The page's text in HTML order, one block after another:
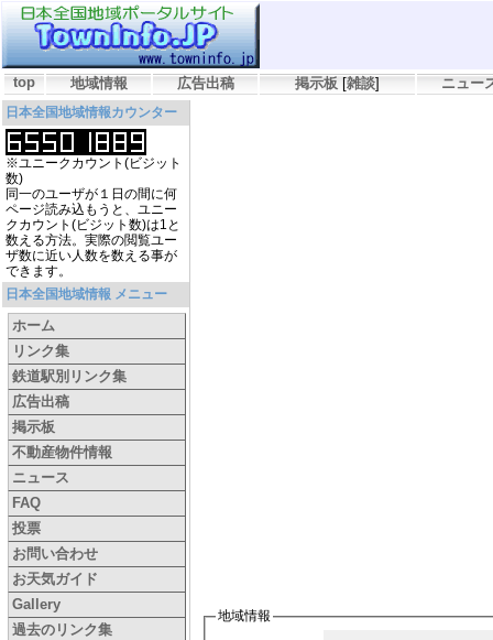
top 地域情報 広告出稿 掲示板 [雑談] ニュー
日本全国地域情報カウンター
※ユニークカウント(ビジット
数)
同一のユーザが１日の間に何
ページ読み込もうと、ユニー
クカウント(ビジット数)は1と
数える方法。実際の閲覧ユー
ザ数に近い人数を数える事が
できます。
日本全国地域情報 メニュー
ホーム
リンク集
鉄道駅別リンク集
広告出稿
掲示板
不動産物件情報
ニュース
FAQ
投票
お問い合わせ
お天気ガイド
Gallery
過去のリンク集
地域情報